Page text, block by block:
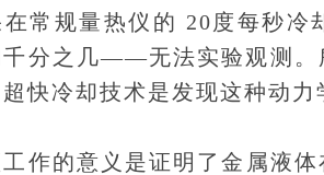
常规量热仪的 20度每秒
千分之几——无法实验观测。
快冷却技术是发现这种动
的意义是证明了金属液体